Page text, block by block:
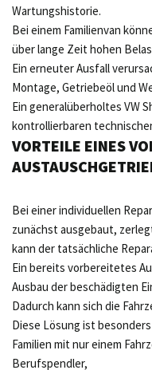
Wartungshistorie.
Bei einem Familienvan
über lange Zeit hohen
Ein erneuter Ausfall
Montage, Getriebeöl und
Ein generalüberholtes VW
kontrollierbaren
VORTEILE EINES
Bei einer individuellen
zunächst ausgebaut,
kann der tatsächliche
Ein bereits vorbereitetes
Ausbau der beschädigten
Dadurch kann sich die
Diese Lösung ist
Familien mit nur einem
Berufspendler,